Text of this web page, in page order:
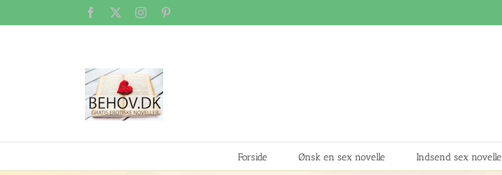
Facebook Instagram
Forside Ønsk en sex novelle Indsend sex novelle